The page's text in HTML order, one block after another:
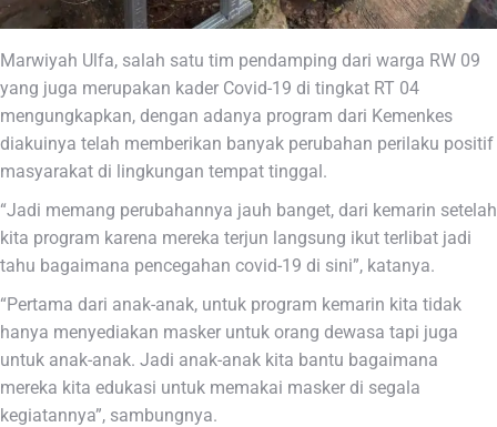
Marwiyah Ulfa, salah satu tim pendamping dari warga RW 09
yang juga merupakan kader Covid-19 di tingkat RT 04
mengungkapkan, dengan adanya program dari Kemenkes
diakuinya telah memberikan banyak perubahan perilaku positif
masyarakat di lingkungan tempat tinggal.
“Jadi memang perubahannya jauh banget, dari kemarin setelah
kita program karena mereka terjun langsung ikut terlibat jadi
tahu bagaimana pencegahan covid-19 di sini”, katanya.
“Pertama dari anak-anak, untuk program kemarin kita tidak
hanya menyediakan masker untuk orang dewasa tapi juga
untuk anak-anak. Jadi anak-anak kita bantu bagaimana
mereka kita edukasi untuk memakai masker di segala
kegiatannya”, sambungnya.